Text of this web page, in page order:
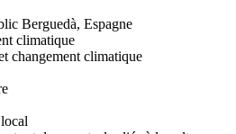
Berguedà, Espagne
climatique